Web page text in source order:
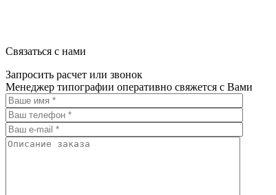
Связаться с нами
Запросить расчет или звонок
Менеджер типографии оперативно свяжется с Вами